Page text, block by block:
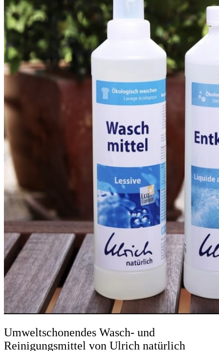
Umweltschonendes Wasch- und
Reinigungsmittel von Ulrich natürlich